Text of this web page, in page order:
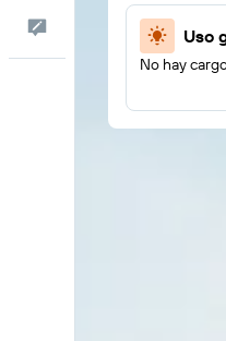
Comentarios Uso
No hay